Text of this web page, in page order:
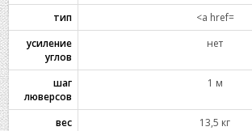
тип
<a href=
усиление
углов
нет
шаг
люверсов
1 м
вес 13,5 кг